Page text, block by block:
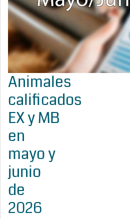
Animales
calificados
EX y MB
en
mayo y
junio
de
2026